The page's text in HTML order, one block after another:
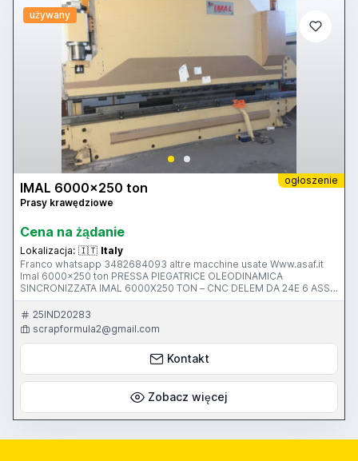
używany
ogłoszenie
IMAL 6000x250 ton
Prasy krawędziowe
Cena na żądanie
Lokalizacja: 🇮🇹 Italy
Franco whatsapp 3482684093 altre macchine usate Www.asaf.it
Imal 6000x250 ton PRESSA PIEGATRICE OLEODINAMICA
SINCRONIZZATA IMAL 6000X250 TON – CNC DELEM DA 24E 6 ASSI
(Y1-Y2-X-Z1-Z2-R) – BOMBATURA IDRAULICA - USATA
25IND20283
scrapformula2@gmail.com
Kontakt
Zobacz więcej